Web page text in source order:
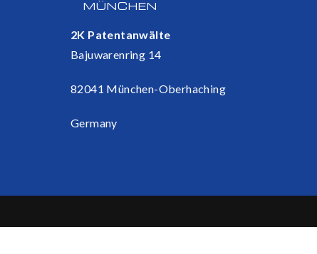
MÜNCHEN
2K Patentanwälte
Bajuwarenring 14
82041 München-Oberhaching
Germany